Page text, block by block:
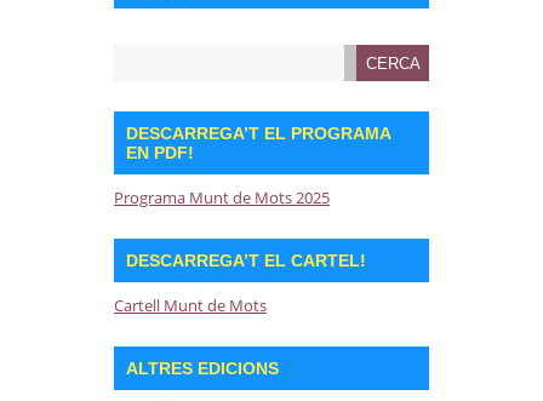
DESCARREGA’T EL PROGRAMA
EN PDF!
Programa Munt de Mots 2025
DESCARREGA’T EL CARTEL!
Cartell Munt de Mots
ALTRES EDICIONS